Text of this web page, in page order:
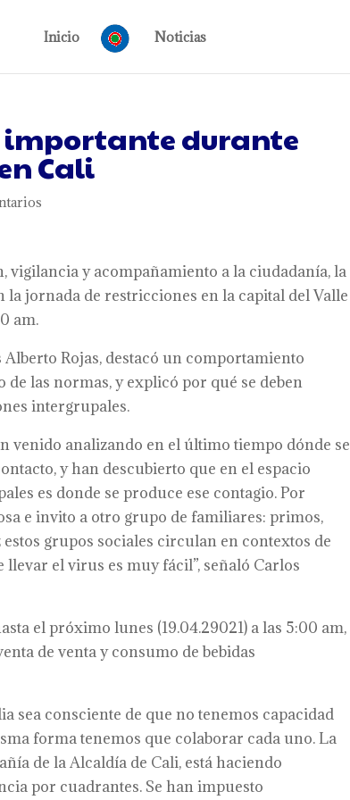
Inicio Noticias
importante durante
Cali
y acompañamiento a la ciudadanía, la
jornada de restricciones en la capital del Valle
am.
Rojas, destacó un comportamiento
las normas, y explicó por qué se deben
intergrupales.
venido analizando en el último tiempo dónde se
y han descubierto que en el espacio
es donde se produce ese contagio. Por
e invito a otro grupo de familiares: primos,
grupos sociales circulan en contextos de
el virus es muy fácil”, señaló Carlos
el próximo lunes (19.04.29021) a las 5:00 am,
de venta y consumo de bebidas
sea consciente de que no tenemos capacidad
forma tenemos que colaborar cada uno. La
de la Alcaldía de Cali, está haciendo
por cuadrantes. Se han impuesto